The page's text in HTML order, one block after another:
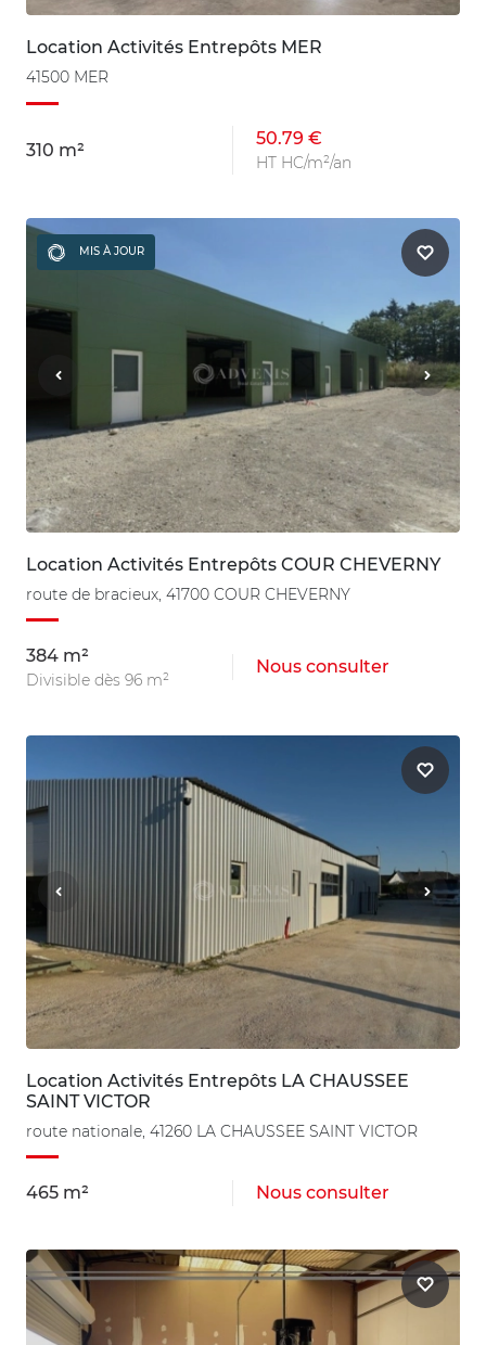
Location Activités Entrepôts MER
41500 MER
310 m²
50.79 €
HT HC/m²/an
MIS À JOUR
Location Activités Entrepôts COUR CHEVERNY
route de bracieux, 41700 COUR CHEVERNY
384 m²
Divisible dès 96 m²
Nous consulter
Location Activités Entrepôts LA CHAUSSEE
SAINT VICTOR
route nationale, 41260 LA CHAUSSEE SAINT VICTOR
465 m² Nous consulter